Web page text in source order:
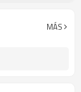
MÁS